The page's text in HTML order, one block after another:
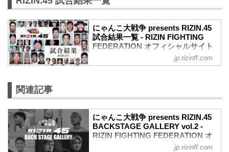
にゃんこ大戦争 presents RIZIN.45
試合結果一覧 - RIZIN FIGHTING
FEDERATION オフィシャルサイト
第17試合 ／フライ級タイトルマッチ 堀口
（WIN）堀口恭司 vs. 神龍誠（LOSE）
2R 3分44秒 SUB（タップアウト：リアネ
イキッドチョーク）
≫ 試合結果詳細
第16試合／バンタム級タイトルマッチ フ
アン・アーチュレッタ vs. 朝倉海
jp.rizinff.com
関連記事
にゃんこ大戦争 presents RIZIN.45
BACKSTAGE GALLERY vol.2 -
RIZIN FIGHTING FEDERATION オ
jp.rizinff.com